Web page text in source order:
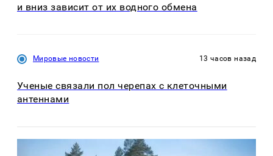
и вниз зависит от их водного обмена
Мировые новости 13 часов назад
Ученые связали пол черепах с клеточными
антеннами